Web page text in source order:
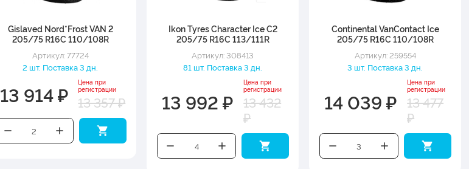
Gislaved Nord*Frost VAN 2
205/75 R16C 110/108R
Артикул: 77724
2 шт. Поставка 3 дн.
13 914 ₽
Цена при
регистрации
13 357 ₽
Ikon Tyres Character Ice C2
205/75 R16C 113/111R
Артикул: 308413
81 шт. Поставка 3 дн.
13 992 ₽
Цена при
регистрации
13 432
₽
Continental VanContact Ice
205/75 R16C 110/108R
Артикул: 259554
3 шт. Поставка 3 дн.
14 039 ₽
Цена при
регистрации
13 477
₽